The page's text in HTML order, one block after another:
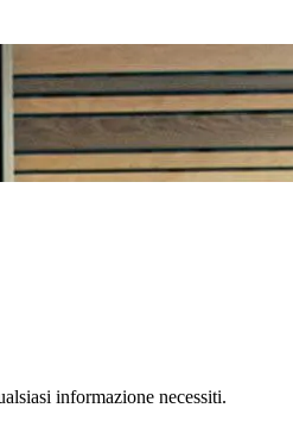
informazione necessiti.